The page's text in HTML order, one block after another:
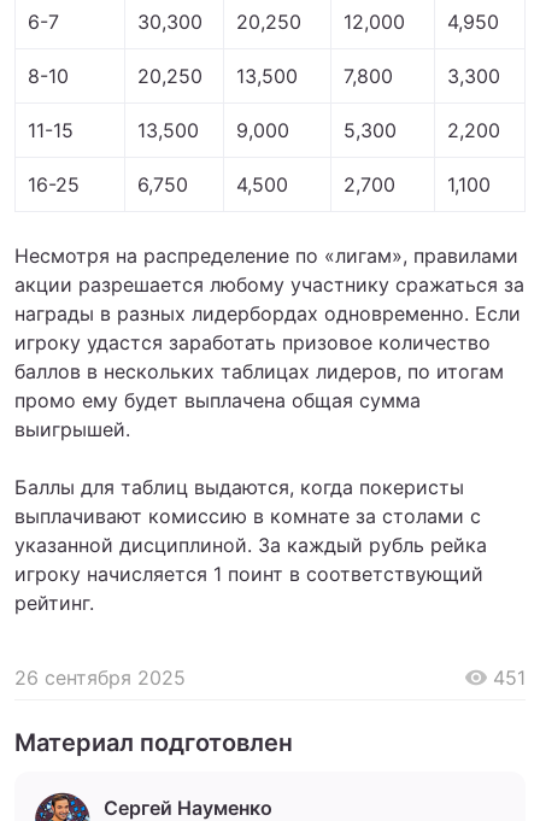
6-7 30,300 20,250 12,000 4,950
8-10 20,250 13,500 7,800 3,300
11-15 13,500 9,000 5,300 2,200
16-25 6,750 4,500 2,700 1,100
Несмотря на распределение по «лигам», правилами
акции разрешается любому участнику сражаться за
награды в разных лидербордах одновременно. Если
игроку удастся заработать призовое количество
баллов в нескольких таблицах лидеров, по итогам
промо ему будет выплачена общая сумма
выигрышей.
Баллы для таблиц выдаются, когда покеристы
выплачивают комиссию в комнате за столами с
указанной дисциплиной. За каждый рубль рейка
игроку начисляется 1 поинт в соответствующий
рейтинг.
26 сентября 2025 451
Материал подготовлен
Сергей Науменко